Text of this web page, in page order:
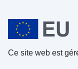
Ce site web est